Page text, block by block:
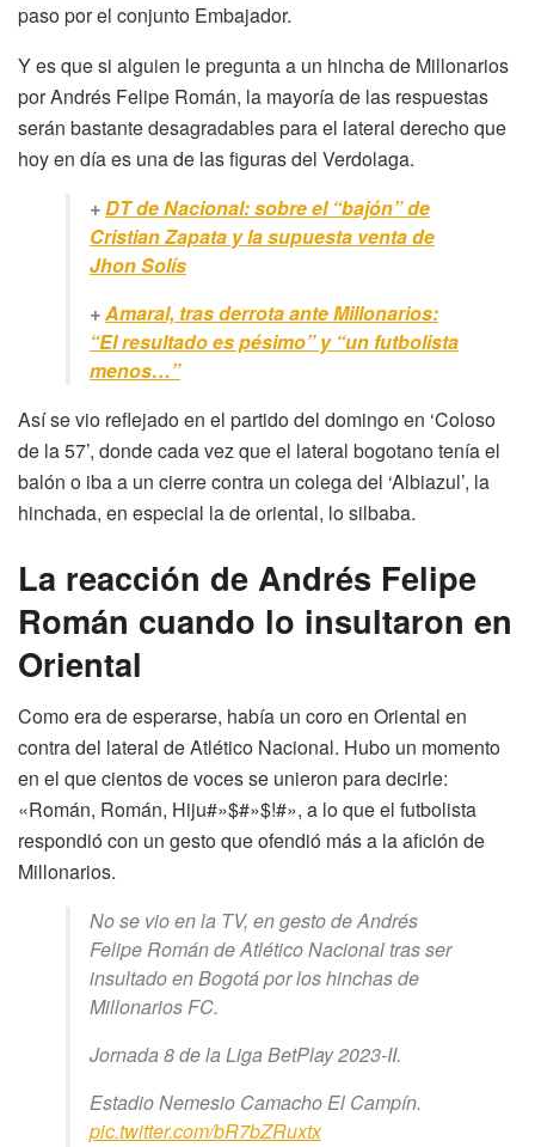
paso por el conjunto Embajador.
Y es que si alguien le pregunta a un hincha de Millonarios
por Andrés Felipe Román, la mayoría de las respuestas
serán bastante desagradables para el lateral derecho que
hoy en día es una de las figuras del Verdolaga.
+DT de Nacional: sobre el “bajón” de
Cristian Zapata y la supuesta venta de
Jhon Solís
+Amaral, tras derrota ante Millonarios:
“El resultado es pésimo” y “un futbolista
menos…”
Así se vio reflejado en el partido del domingo en ‘Coloso
de la 57’, donde cada vez que el lateral bogotano tenía el
balón o iba a un cierre contra un colega del ‘Albiazul’, la
hinchada, en especial la de oriental, lo silbaba.
La reacción de Andrés Felipe
Román cuando lo insultaron en
Oriental
Como era de esperarse, había un coro en Oriental en
contra del lateral de Atlético Nacional. Hubo un momento
en el que cientos de voces se unieron para decirle:
«Román, Román, Hiju#»$#»$!#», a lo que el futbolista
respondió con un gesto que ofendió más a la afición de
Millonarios.
No se vio en la TV, en gesto de Andrés
Felipe Román de Atlético Nacional tras ser
insultado en Bogotá por los hinchas de
Millonarios FC.
Jornada 8 de la Liga BetPlay 2023-II.
Estadio Nemesio Camacho El Campín.
pic.twitter.com/bR7bZRuxtx